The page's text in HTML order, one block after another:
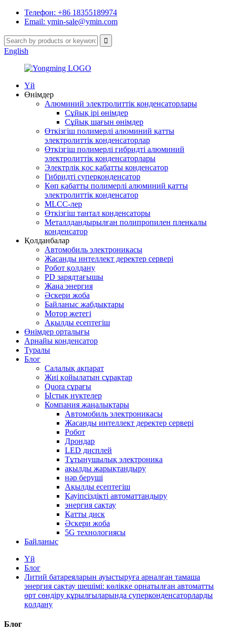
Телефон: +86 18355189974
Email: ymin-sale@ymin.com
English
Үй
Өнімдер
Алюминий электролиттік конденсаторлары
Сұйық ірі өнімдер
Сұйық шағын өнімдер
Өткізгіш полимерлі алюминий қатты
электролиттік конденсаторлар
Өткізгіш полимерлі гибридті алюминий
электролиттік конденсаторлары
Электрлік қос қабатты конденсатор
Гибридті суперконденсатор
Көп қабатты полимерлі алюминий қатты
электролиттік конденсатор
MLCC-лер
Өткізгіш тантал конденсаторы
Металлдандырылған полипропилен пленкалы
конденсатор
Қолданбалар
Автомобиль электроникасы
Жасанды интеллект деректер сервері
Робот қолдану
PD зарядтағышы
Жаңа энергия
Әскери жоба
Байланыс жабдықтары
Мотор жетегі
Ақылды есептегіш
Өнімдер орталығы
Арнайы конденсатор
Туралы
Блог
Салалық ақпарат
Жиі қойылатын сұрақтар
Quora сұрағы
Ыстық нүктелер
Компания жаңалықтары
Автомобиль электроникасы
Жасанды интеллект деректер сервері
Робот
Дрондар
LED дисплей
Тұтынушылық электроника
ақылды жарықтандыру
нәр беруші
Ақылды есептегіш
Қауіпсіздікті автоматтандыру
энергия сақтау
Қатты диск
Әскери жоба
5G технологиясы
Байланыс
Үй
Блог
Литий батареяларын ауыстыруға арналған тамаша
энергия сақтау шешімі: көлікке орнатылған автоматты
өрт сөндіру құрылғыларында суперконденсаторларды
қолдану
Блог